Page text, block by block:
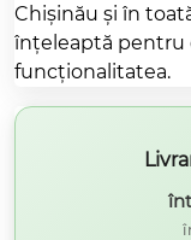
Chișinău și în
înțeleaptă pentru
funcționalitatea.